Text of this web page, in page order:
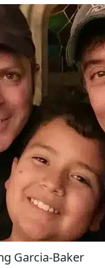
Garcia-Baker